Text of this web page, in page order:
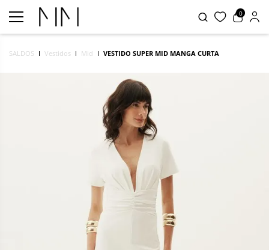
0
SALDOS Vestidos Mid VESTIDO SUPER MID MANGA CURTA